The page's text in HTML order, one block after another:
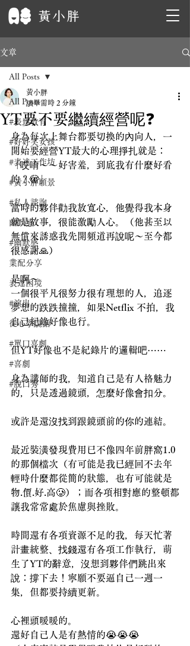
文章
All Posts
#表達教育
#好好笑女孩
#表達工作坊
#黃小胖願景
#私人諮詢
幽默感
#幽默感
業配分享
表達困境
#演出
從心學說話
#單口喜劇
#喜劇
#脫口秀
All Posts
YT要不要繼續經營呢❓
黃小胖
讀畢需時 2 分鐘
身為每次上舞台都要切換的內向人，一
開始要經營YT最大的心理掙扎就是：
「哎唷～～好害羞，到底我有什麼好看
的？🫣」
當時的夥伴勸我放寬心，他覺得我本身
就是故事，很能激勵人心。（他甚至以
無償來誘惑我先開頻道再說呢～至今都
很感謝🙏）
是啊～
一個很平凡很努力很有理想的人，追逐
夢想的跌跌撞撞，如果Netflix 不拍，我
自己紀錄好像也行。
但YT好像也不是紀錄片的邏輯吧⋯⋯
身為講師的我，知道自己是有人格魅力
的，只是透過鏡頭，怎麼好像會扣分。
或許是還沒找到跟鏡頭前的你的連結。
最近裝潢發現費用已不像四年前胖窩1.0
的那個檔次（有可能是我已經回不去年
輕時什麼都從簡的狀態，也有可能就是
物.價.好.高🥲）；而各項相對應的整頓都
讓我常常處於焦慮與挫敗。
時間還有各項資源不足的我，每天忙著
計畫統整、找錢還有各項工作執行，萌
生了YT的辭意，沒想到夥伴們跳出來
說：撐下去！寧願不要逼自己一週一
集，但都要持續更新。
心裡頭暖暖的。
還好自己人是有熱情的😭😭😭